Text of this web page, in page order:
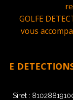
GOLFE
vous
Siret :